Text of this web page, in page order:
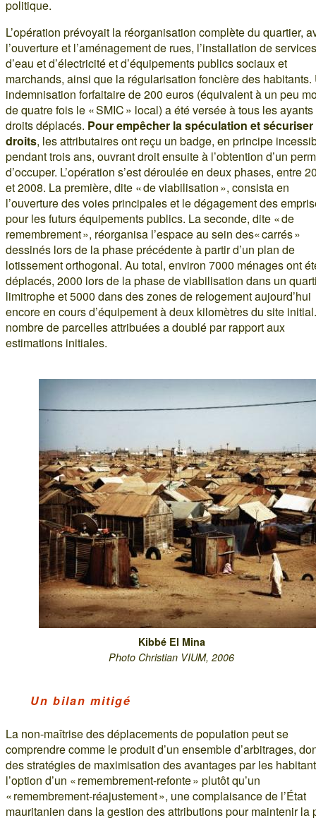
politique.
L’opération prévoyait la réorganisation complète du quartier,
l’ouverture et l’aménagement de rues, l’installation de services
d’eau et d’électricité et d’équipements publics sociaux et
marchands, ainsi que la régularisation foncière des habitants.
indemnisation forfaitaire de 200 euros (équivalent à un peu
de quatre fois le « SMIC » local) a été versée à tous les ayants
droits déplacés. Pour empêcher la spéculation et sécuriser
droits, les attributaires ont reçu un badge, en principe
pendant trois ans, ouvrant droit ensuite à l’obtention d’un
d’occuper. L’opération s’est déroulée en deux phases, entre
et 2008. La première, dite « de viabilisation », consista en
l’ouverture des voies principales et le dégagement des
pour les futurs équipements publics. La seconde, dite « de
remembrement », réorganisa l’espace au sein des« carrés »
dessinés lors de la phase précédente à partir d’un plan de
lotissement orthogonal. Au total, environ 7000 ménages ont
déplacés, 2000 lors de la phase de viabilisation dans un
limitrophe et 5000 dans des zones de relogement aujourd’hui
encore en cours d’équipement à deux kilomètres du site
nombre de parcelles attribuées a doublé par rapport aux
estimations initiales.
Kibbé El Mina
Photo Christian VIUM, 2006
Un bilan mitigé
La non-maîtrise des déplacements de population peut se
comprendre comme le produit d’un ensemble d’arbitrages,
des stratégies de maximisation des avantages par les
l’option d’un « remembrement-refonte » plutôt qu’un
« remembrement-réajustement », une complaisance de l’État
mauritanien dans la gestion des attributions pour maintenir la